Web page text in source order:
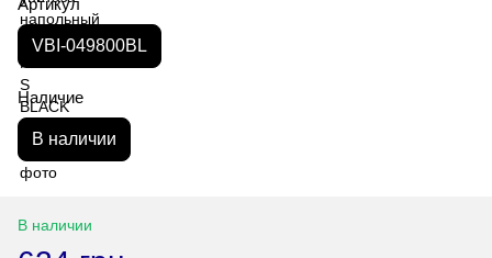
VBI-049800BL
Наличие
В наличии
В наличии